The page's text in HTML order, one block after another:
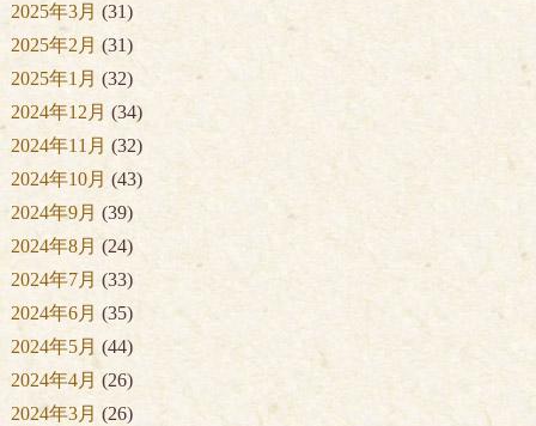
2025年3月 (31)
2025年2月 (31)
2025年1月 (32)
2024年12月 (34)
2024年11月 (32)
2024年10月 (43)
2024年9月 (39)
2024年8月 (24)
2024年7月 (33)
2024年6月 (35)
2024年5月 (44)
2024年4月 (26)
2024年3月 (26)